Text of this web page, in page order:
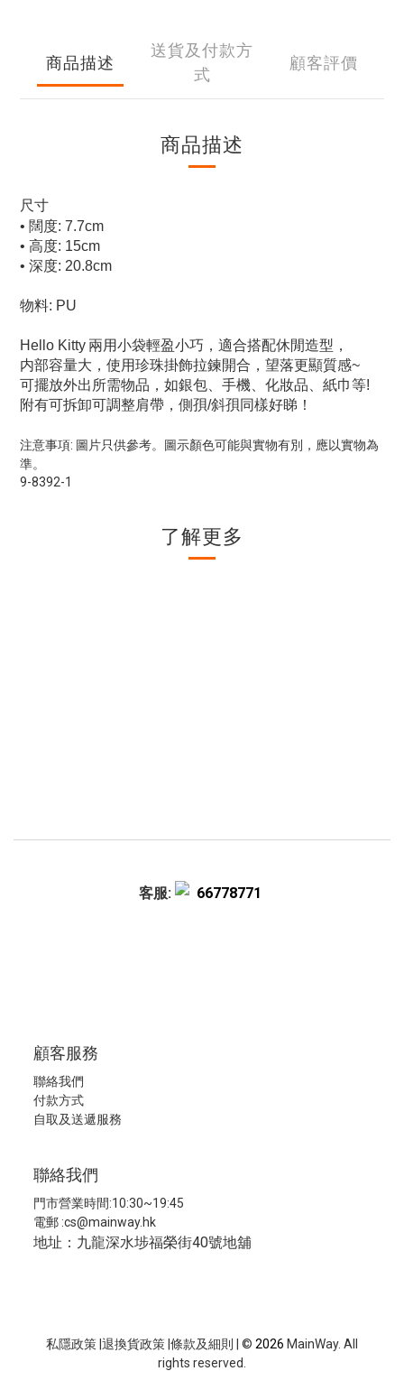
商品描述
送貨及付款方
式
顧客評價
商品描述
尺寸
• 闊度: 7.7cm
• 高度: 15cm
• 深度: 20.8cm
物料: PU
Hello Kitty 兩用小袋輕盈小巧，適合搭配休閒造型，
内部容量大，使用珍珠掛飾拉鍊開合，望落更顯質感~
可擺放外出所需物品，如銀包、手機、化妝品、紙巾等!
附有可拆卸可調整肩帶，側孭/斜孭同樣好睇！
注意事項: 圖片只供參考。圖示顏色可能與實物有別，應以實物為
準。
9-8392-1
了解更多
客服: 66778771
顧客服務
聯絡我們
付款方式
自取及送遞服務
聯絡我們
門市營業時間:10:30~19:45
電郵 :cs@mainway.hk
地址：九龍深水埗福榮街40號地舖
私隱政策 退換貨政策 條款及細則 | © 2026 MainWay. All
rights reserved.